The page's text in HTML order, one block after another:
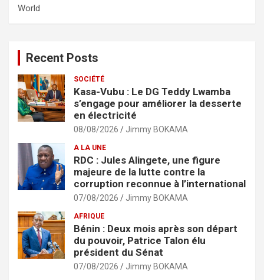
World
Recent Posts
SOCIÉTÉ
Kasa-Vubu : Le DG Teddy Lwamba
s’engage pour améliorer la desserte
en électricité
08/08/2026 Jimmy BOKAMA
A LA UNE
RDC : Jules Alingete, une figure
majeure de la lutte contre la
corruption reconnue à l’international
07/08/2026 Jimmy BOKAMA
AFRIQUE
Bénin : Deux mois après son départ
du pouvoir, Patrice Talon élu
président du Sénat
07/08/2026 Jimmy BOKAMA